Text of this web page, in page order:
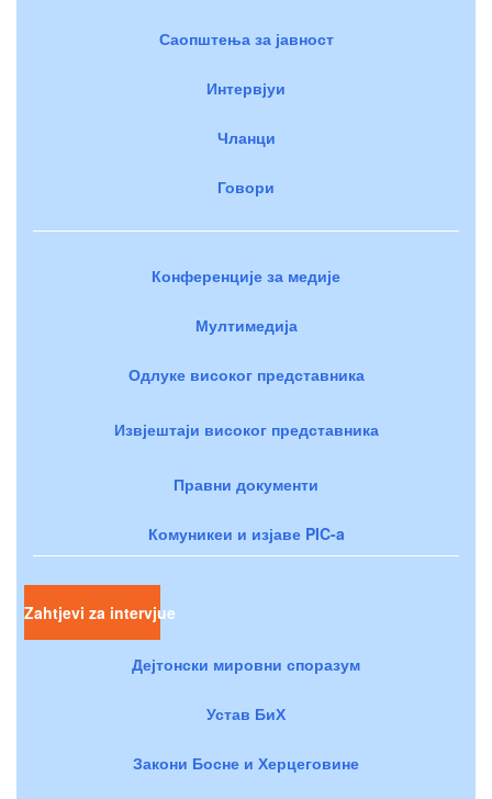
Саопштења за јавност
Интервјуи
Чланци
Говори
Конференције за медије
Мултимедија
Одлуке високог представника
Извјештаји високог представника
Правни документи
Комуникеи и изјаве PIC-a
Zahtjevi za intervjue
Дејтонски мировни споразум
Устав БиХ
Закони Босне и Херцеговине